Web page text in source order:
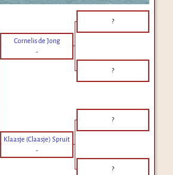
?
Cornelis de Jong
-
?
?
Klaasje (Claasje) Spruit
-
?